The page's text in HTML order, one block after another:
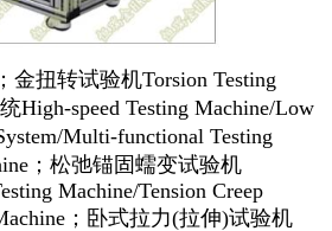
金扭转试验机Torsion Testing
High-speed Testing Machine/Low
Multi-functional Testing
； 松弛锚固蠕变试验机
Machine/Tension Creep
； 卧式拉力(拉伸)试验机